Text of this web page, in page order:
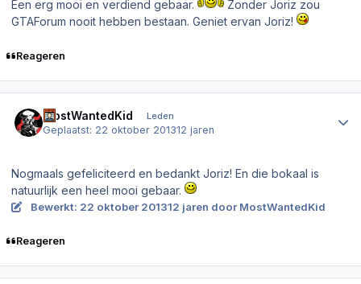
Een erg mooi en verdiend gebaar.
Zonder Joriz zou
GTAForum nooit hebben bestaan. Geniet ervan Joriz!
Reageren
MostWantedKid Leden
Geplaatst: 22 oktober 201312 jaren
Nogmaals gefeliciteerd en bedankt Joriz! En die bokaal is
natuurlijk een heel mooi gebaar.
Bewerkt: 22 oktober 201312 jaren door MostWantedKid
Reageren